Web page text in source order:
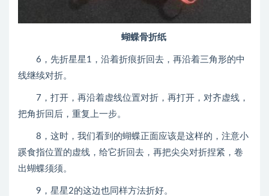
蝴蝶骨折纸
6，先折星星1，沿着折痕折回去，再沿着三角形的中
线继续对折。
7，打开，再沿着虚线位置对折，再打开，对齐虚线，
把角折回后，重复上一步。
8，这时，我们看到的蝴蝶正面应该是这样的，注意小
蹊食指位置的虚线，给它折回去，再把尖尖对折捏紧，卷
出蝴蝶须须。
9，星星2的这边也同样方法折好。